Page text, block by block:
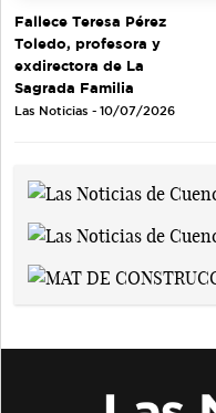
Fallece Teresa Pérez
Toledo, profesora y
exdirectora de La
Sagrada Familia
Las Noticias - 10/07/2026